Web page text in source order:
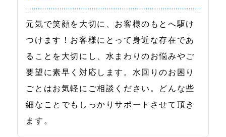
元気で笑顔を大切に、お客様のもとへ駆け
つけます！お客様にとって身近な存在であ
ることを大切にし、水まわりのお悩みやご
要望に素早く対応します。水回りのお困り
ごとはお気軽にご相談ください。どんな些
細なことでもしっかりサポートさせて頂き
ます。